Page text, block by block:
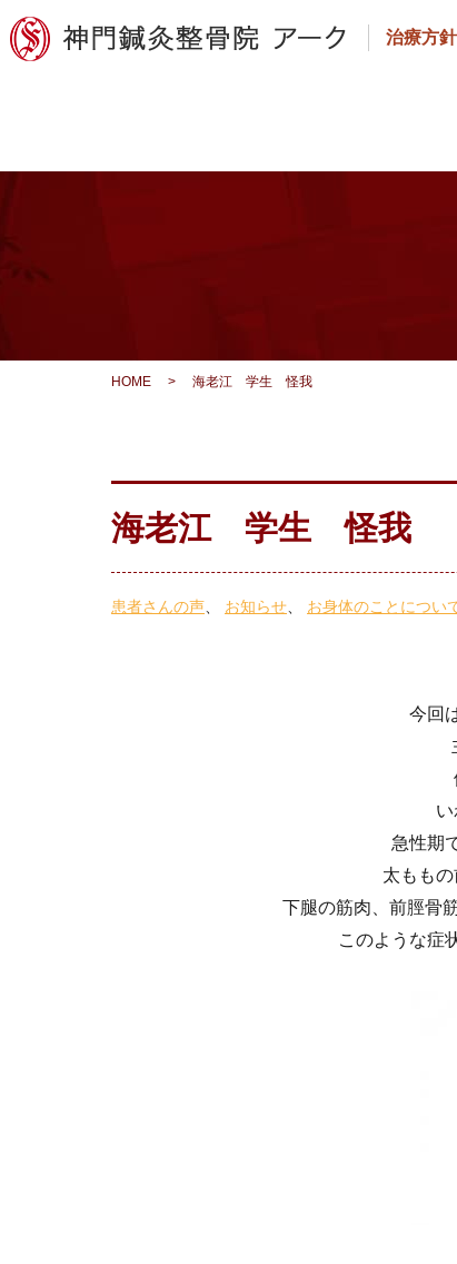
治療方針
HOME > 海老江 学生 怪我
海老江 学生 怪我
患者さんの声 お知らせ お身体のことについ
今回
急性期
太もも
下腿の筋肉、前脛骨
このような症